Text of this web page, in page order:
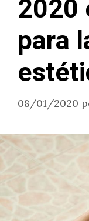
2020
para
08/01/2020